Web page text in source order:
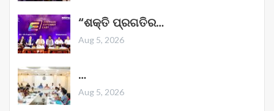
“ଶକ୍ତି ପ୍ରଗତିର…
Aug 5, 2026
…
Aug 5, 2026